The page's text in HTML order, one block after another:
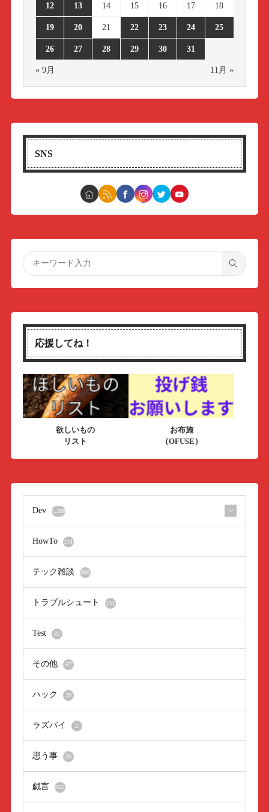
12 13 14 15 16 17 18
19 20 21 22 23 24 25
26 27 28 29 30 31
« 9月 11月 »
SNS
応援してね！
欲しいもの
リスト
お布施
（OFUSE）
Dev 1,288
HowTo 114
テック雑談 966
トラブルシュート 131
Test 82
その他 67
ハック 28
ラズパイ 2
思う事 56
戯言 965